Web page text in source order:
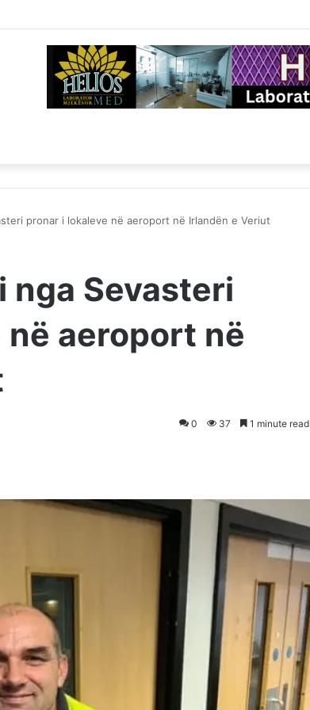
pronar i lokaleve në aeroport në Irlandën e Veriut
Sevasteri
aeroport në
0 37 1 minute read